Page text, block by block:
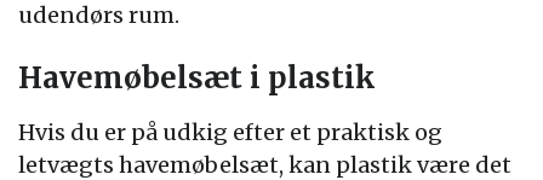
udendørs rum.
Havemøbelsæt i plastik
Hvis du er på udkig efter et praktisk og
letvægts havemøbelsæt, kan plastik være det